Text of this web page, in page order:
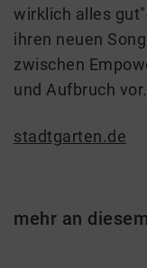
wirklich alles
ihren neuen
zwischen
und Aufbruch
stadtgarten.de
mehr an